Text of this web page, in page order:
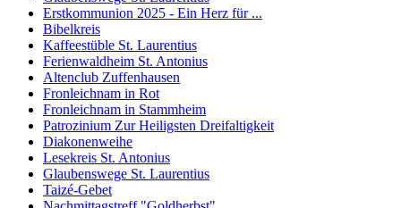
Erstkommunion 2025 - Ein Herz für ...
Bibelkreis
Kaffeestüble St. Laurentius
Ferienwaldheim St. Antonius
Altenclub Zuffenhausen
Fronleichnam in Rot
Fronleichnam in Stammheim
Patrozinium Zur Heiligsten Dreifaltigkeit
Diakonenweihe
Lesekreis St. Antonius
Glaubenswege St. Laurentius
Taizé-Gebet